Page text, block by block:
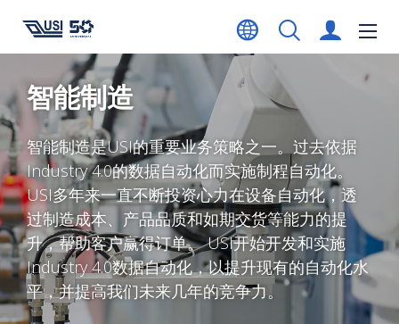
智能制造
智能制造是USI的重要业务策略之一。过去依据
Industry 4.0的数据自动化而实施制程自动化。
USI多年来一直不断投资心力在设备自动化，透
过制造成本、产品品质和如期交货等能力的提
升，帮助客户赢得订单。 USI开始开发和实施
Industry 4.0数据自动化，以提升现有的自动化水
平，并提高我们未来几年的竞争力。